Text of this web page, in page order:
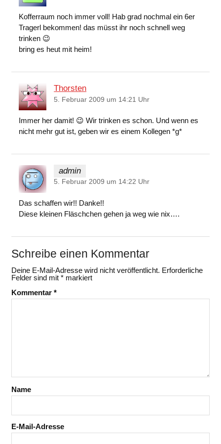
Kofferraum noch immer voll! Hab grad nochmal ein 6er
Tragerl bekommen! das müsst ihr noch schnell weg
trinken 😉
bring es heut mit heim!
Thorsten
5. Februar 2009 um 14:21 Uhr
Immer her damit! 😉 Wir trinken es schon. Und wenn es
nicht mehr gut ist, geben wir es einem Kollegen *g*
admin
5. Februar 2009 um 14:22 Uhr
Das schaffen wir!! Danke!!
Diese kleinen Fläschchen gehen ja weg wie nix….
Schreibe einen Kommentar
Deine E-Mail-Adresse wird nicht veröffentlicht. Erforderliche
Felder sind mit *markiert
Kommentar *
Name
E-Mail-Adresse